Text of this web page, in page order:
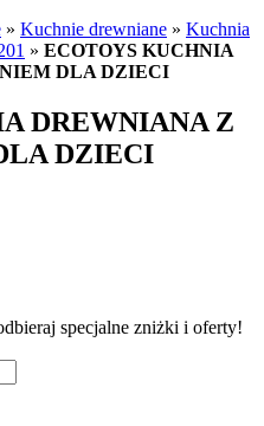
» Kuchnie drewniane » Kuchnia
» ECOTOYS KUCHNIA
DLA DZIECI
DREWNIANA Z
DZIECI
specjalne zniżki i oferty!